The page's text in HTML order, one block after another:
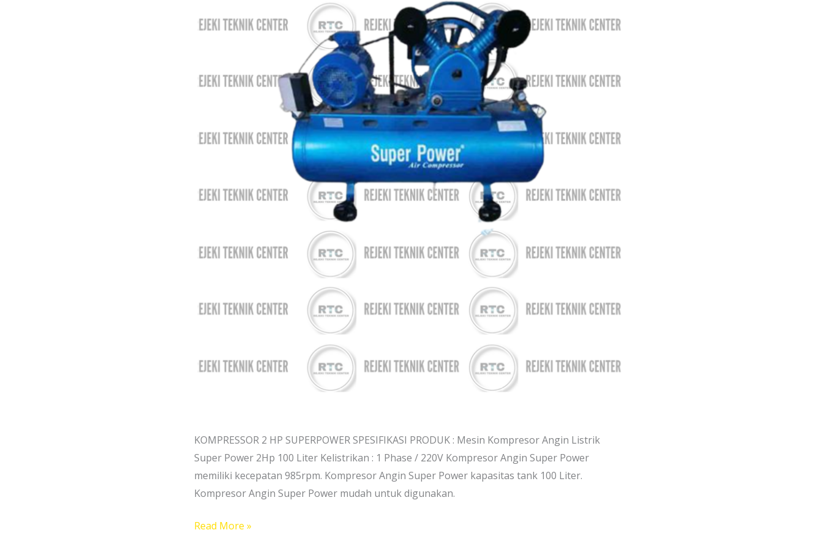
KOMPRESSOR 2 HP SUPERPOWER SPESIFIKASI PRODUK : Mesin Kompresor Angin Listrik
Super Power 2Hp 100 Liter Kelistrikan : 1 Phase / 220V Kompresor Angin Super Power
memiliki kecepatan 985rpm. Kompresor Angin Super Power kapasitas tank 100 Liter.
Kompresor Angin Super Power mudah untuk digunakan.
Read More »